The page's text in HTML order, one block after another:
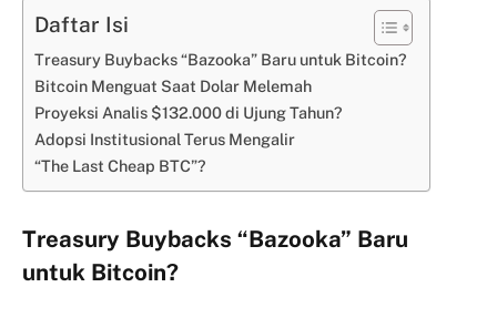
Daftar Isi
Treasury Buybacks “Bazooka” Baru untuk Bitcoin?
Bitcoin Menguat Saat Dolar Melemah
Proyeksi Analis $132.000 di Ujung Tahun?
Adopsi Institusional Terus Mengalir
“The Last Cheap BTC”?
Treasury Buybacks “Bazooka” Baru
untuk Bitcoin?